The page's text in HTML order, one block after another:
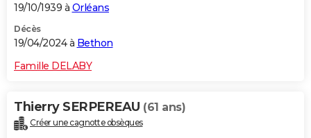
19/10/1939 à Orléans
Décès
19/04/2024 à Bethon
Famille DELABY
Thierry SERPEREAU (61 ans)
Créer une cagnotte obsèques